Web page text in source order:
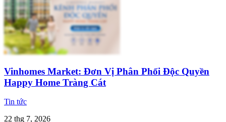
Vinhomes Market: Đơn Vị Phân Phối Độc Quyền
Happy Home Tràng Cát
Tin tức
22 thg 7, 2026